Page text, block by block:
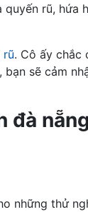
rũ, hứa
rũ. Cô ấy chắc
sẽ cảm
đà
những thử